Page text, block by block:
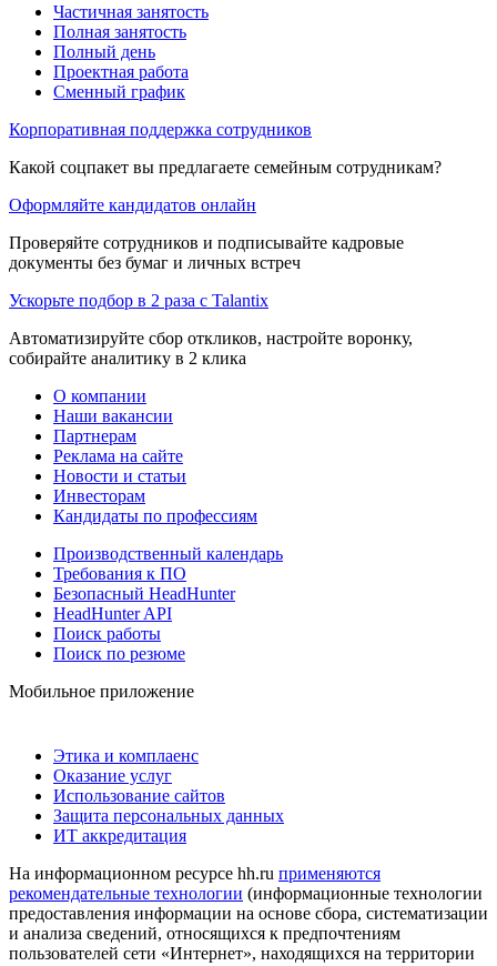
Частичная занятость
Полная занятость
Полный день
Проектная работа
Сменный график
Корпоративная поддержка сотрудников
Какой соцпакет вы предлагаете семейным сотрудникам?
Оформляйте кандидатов онлайн
Проверяйте сотрудников и подписывайте кадровые
документы без бумаг и личных встреч
Ускорьте подбор в 2 раза с Talantix
Автоматизируйте сбор откликов, настройте воронку,
собирайте аналитику в 2 клика
О компании
Наши вакансии
Партнерам
Реклама на сайте
Новости и статьи
Инвесторам
Кандидаты по профессиям
Производственный календарь
Требования к ПО
Безопасный HeadHunter
HeadHunter API
Поиск работы
Поиск по резюме
Мобильное приложение
Этика и комплаенс
Оказание услуг
Использование сайтов
Защита персональных данных
ИТ аккредитация
На информационном ресурсе hh.ru применяются
рекомендательные технологии (информационные технологии
предоставления информации на основе сбора, систематизации
и анализа сведений, относящихся к предпочтениям
пользователей сети «Интернет», находящихся на территории